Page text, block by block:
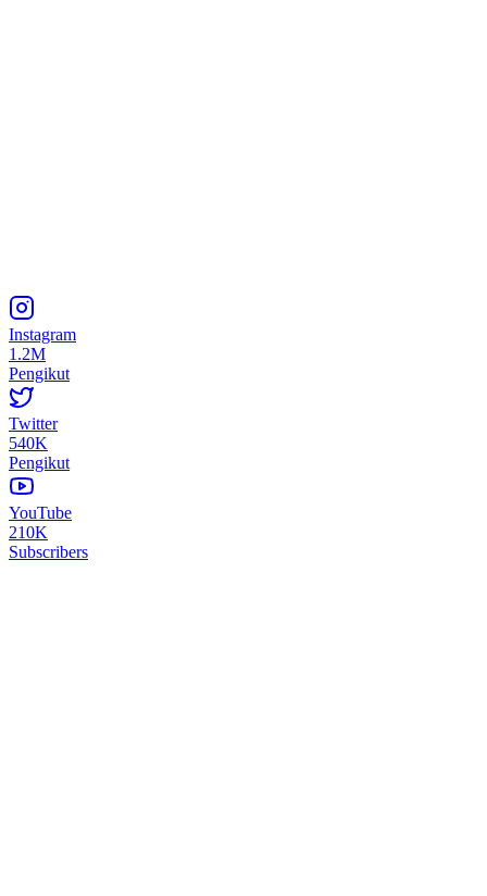
Instagram
1.2M
Pengikut
Twitter
540K
Pengikut
YouTube
210K
Subscribers